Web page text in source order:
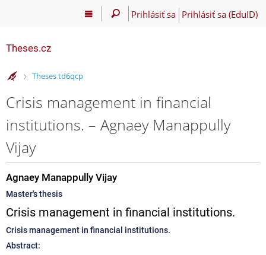
Prihlásiť sa Prihlásiť sa (EduID)
Theses.cz
>
Theses td6qcp
Crisis management in financial
institutions. – Agnaey Manappully
Vijay
Agnaey Manappully Vijay
Master's thesis
Crisis management in financial institutions.
Crisis management in financial institutions.
Abstract: